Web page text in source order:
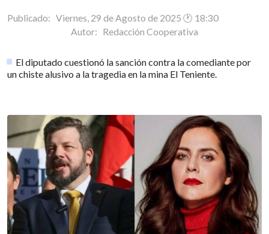
Publicado: Viernes, 29 de Agosto de 2025 🕐 18:30
Autor: Redacción Cooperativa
El diputado cuestionó la sanción contra la comediante por
un chiste alusivo a la tragedia en la mina El Teniente.